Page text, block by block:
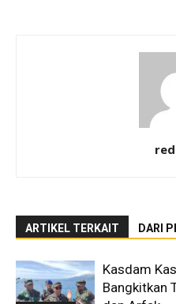
ARTIKEL TERKAIT DARI
Kasdam
Bangkitkan